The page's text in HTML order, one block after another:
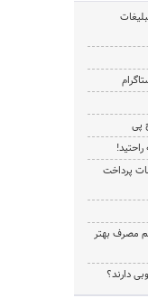
پرداخت
مصرف بهتر
دارند؟